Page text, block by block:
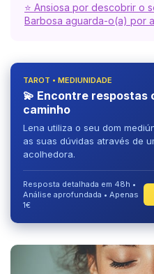
⭐ Ansiosa por descobrir o
Barbosa aguarda-o(a) por
TAROT • MEDIUNIDADE
💫 Encontre respostas
caminho
Lena utiliza o seu dom
as suas dúvidas através de
acolhedora.
Resposta detalhada em 48h •
Análise aprofundada • Apenas
1€